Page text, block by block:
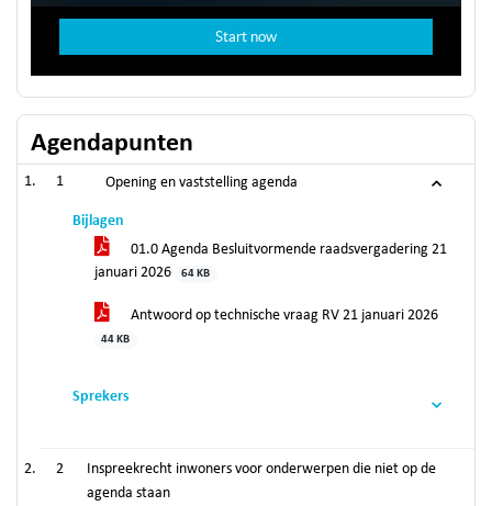
Agendapunten
1 Opening en vaststelling agenda
Bijlagen
01.0 Agenda Besluitvormende raadsvergadering 21
januari 2026
64 KB
Antwoord op technische vraag RV 21 januari 2026
44 KB
Sprekers
2
Inspreekrecht inwoners voor onderwerpen die niet op de
agenda staan